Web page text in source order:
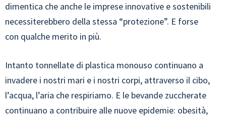
dimentica che anche le imprese innovative e sostenibili
necessiterebbero della stessa “protezione”. E forse
con qualche merito in più.
Intanto tonnellate di plastica monouso continuano a
invadere i nostri mari e i nostri corpi, attraverso il cibo,
l’acqua, l’aria che respiriamo. E le bevande zuccherate
continuano a contribuire alle nuove epidemie: obesità,